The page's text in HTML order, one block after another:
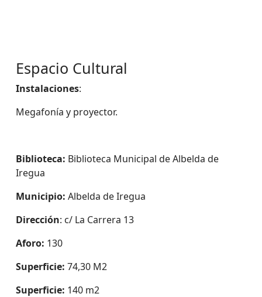
Espacio Cultural
Instalaciones:
Megafonía y proyector.
Biblioteca: Biblioteca Municipal de Albelda de
Iregua
Municipio: Albelda de Iregua
Dirección: c/ La Carrera 13
Aforo: 130
Superficie: 74,30 M2
Superficie: 140 m2